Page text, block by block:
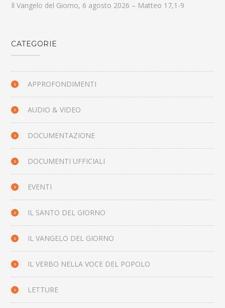
Il Vangelo del Giorno, 6 agosto 2026 – Matteo 17,1-9
CATEGORIE
APPROFONDIMENTI
AUDIO & VIDEO
DOCUMENTAZIONE
DOCUMENTI UFFICIALI
EVENTI
IL SANTO DEL GIORNO
IL VANGELO DEL GIORNO
IL VERBO NELLA VOCE DEL POPOLO
LETTURE